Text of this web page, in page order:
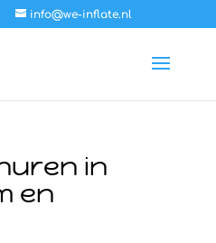
info@we-inflate.nl
in
en